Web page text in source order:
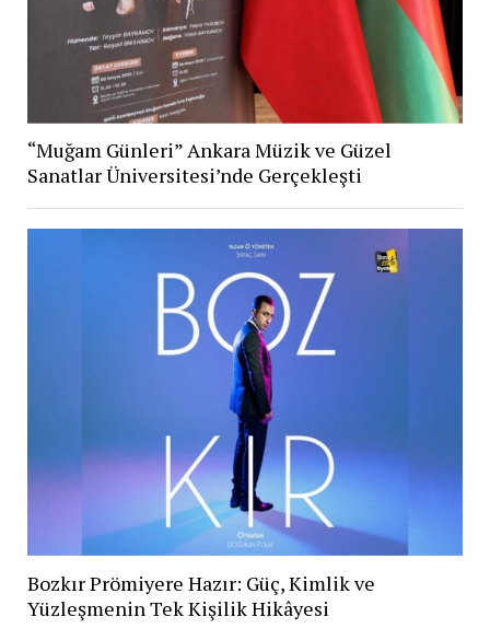
“Muğam Günleri” Ankara Müzik ve Güzel
Sanatlar Üniversitesi’nde Gerçekleşti
Bozkır Prömiyere Hazır: Güç, Kimlik ve
Yüzleşmenin Tek Kişilik Hikâyesi